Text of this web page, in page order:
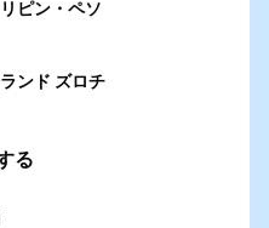
ピン・ペソ
ンド ズロチ
る